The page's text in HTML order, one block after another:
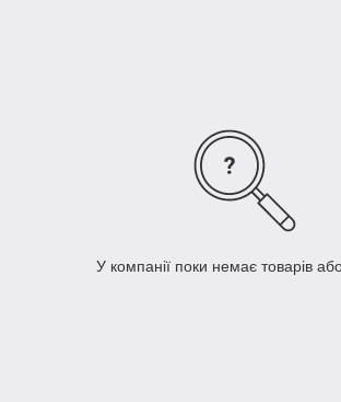
У компанії поки немає товарів